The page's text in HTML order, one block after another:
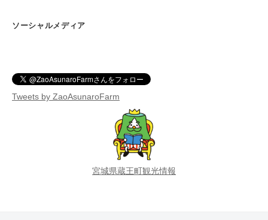
ソーシャルメディア
Tweets by ZaoAsunaroFarm
宮城県蔵王町観光情報